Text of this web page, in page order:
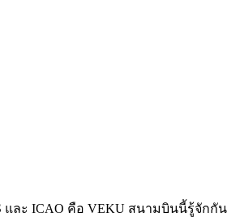
ละ ICAO คือ VEKU สนามบินนี้รู้จักกัน